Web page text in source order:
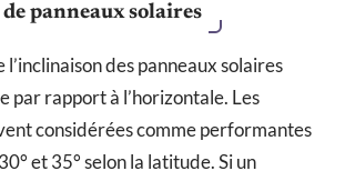
panneaux solaires
l’inclinaison des panneaux solaires
par rapport à l’horizontale. Les
considérées comme performantes
et 35° selon la latitude. Si un